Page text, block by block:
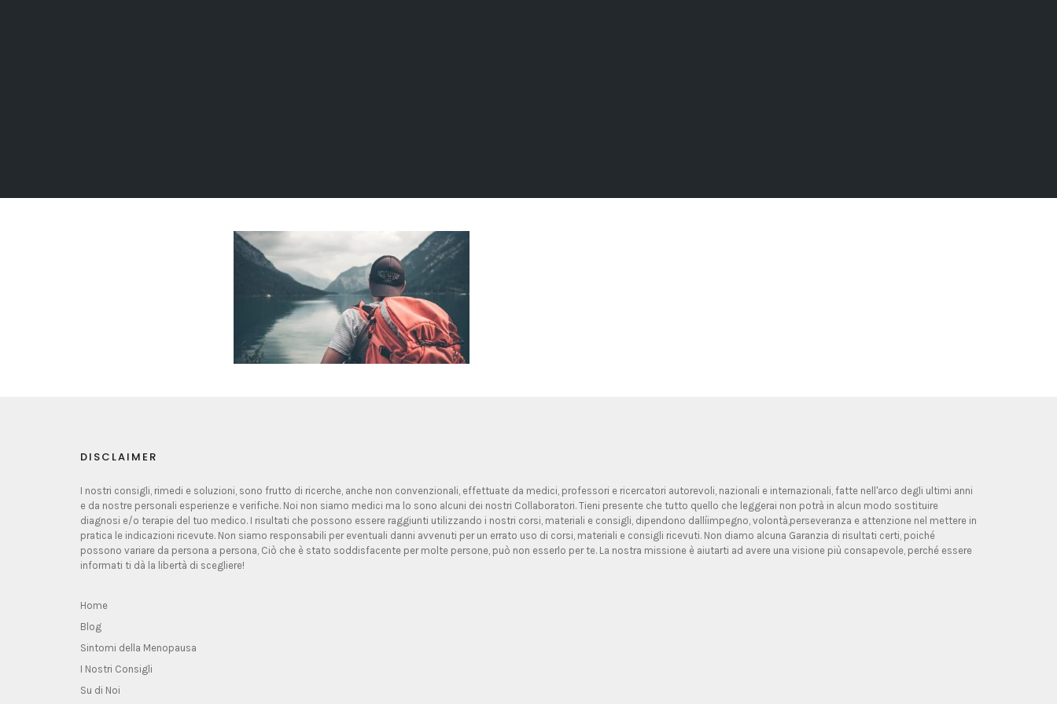
DISCLAIMER
I nostri consigli, rimedi e soluzioni, sono frutto di ricerche, anche non convenzionali, effettuate da medici, professori e ricercatori autorevoli, nazionali e internazionali, fatte nell'arco degli ultimi anni
e da nostre personali esperienze e verifiche. Noi non siamo medici ma lo sono alcuni dei nostri Collaboratori. Tieni presente che tutto quello che leggerai non potrà in alcun modo sostituire
diagnosi e/o terapie del tuo medico. I risultati che possono essere raggiunti utilizzando i nostri corsi, materiali e consigli, dipendono dallíimpegno, volontà,perseveranza e attenzione nel mettere in
pratica le indicazioni ricevute. Non siamo responsabili per eventuali danni avvenuti per un errato uso di corsi, materiali e consigli ricevuti. Non diamo alcuna Garanzia di risultati certi, poiché
possono variare da persona a persona, Ciò che è stato soddisfacente per molte persone, può non esserlo per te. La nostra missione è aiutarti ad avere una visione più consapevole, perché essere
informati ti dà la libertà di scegliere!
Home
Blog
Sintomi della Menopausa
I Nostri Consigli
Su di Noi